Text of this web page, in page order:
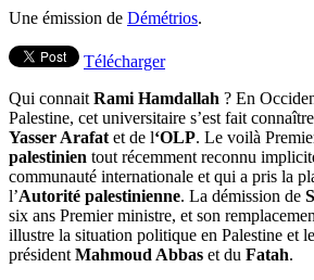
Une émission de Démétrios.
Télécharger
Qui connait Rami Hamdallah ? En
Palestine, cet universitaire s’est fait
Yasser Arafat et de l‘OLP. Le voilà
palestinien tout récemment reconnu
communauté internationale et qui a pris la
l’Autorité palestinienne. La démission de
six ans Premier ministre, et son
illustre la situation politique en Palestine et
président Mahmoud Abbas et du Fatah.